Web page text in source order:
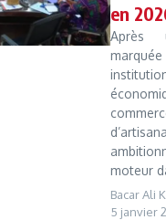
en
Après
moteur
Bacar Ali
5 janvier